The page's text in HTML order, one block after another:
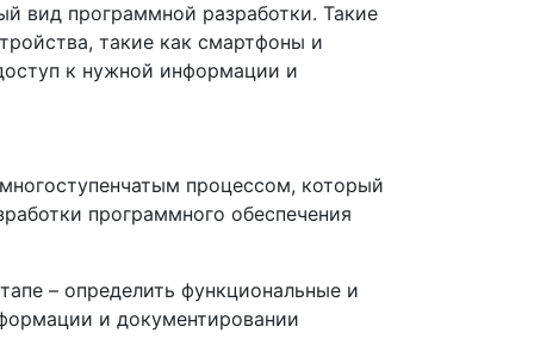
вид программной разработки. Такие
такие как смартфоны и
к нужной информации и
процессом, который
программного обеспечения
– определить функциональные и
и документировании